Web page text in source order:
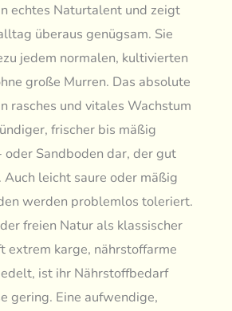
echtes Naturtalent und zeigt
überaus genügsam. Sie
jedem normalen, kultivierten
große Murren. Das absolute
rasches und vitales Wachstum
frischer bis mäßig
oder Sandboden dar, der gut
leicht saure oder mäßig
werden problemlos toleriert.
freien Natur als klassischer
extrem karge, nährstoffarme
ist ihr Nährstoffbedarf
gering. Eine aufwendige,